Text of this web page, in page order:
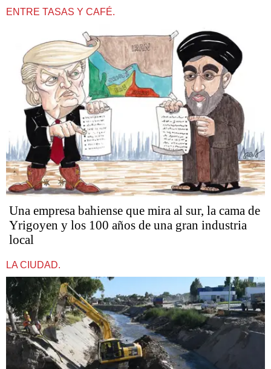
ENTRE TASAS Y CAFÉ.
Una empresa bahiense que mira al sur, la cama de
Yrigoyen y los 100 años de una gran industria
local
LA CIUDAD.